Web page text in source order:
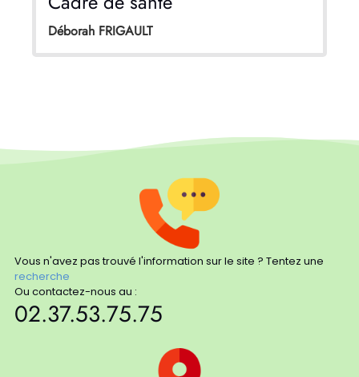
Déborah FRIGAULT
Vous n'avez pas trouvé l'information sur le site ? Tentez une
recherche
Ou contactez-nous au :
02.37.53.75.75